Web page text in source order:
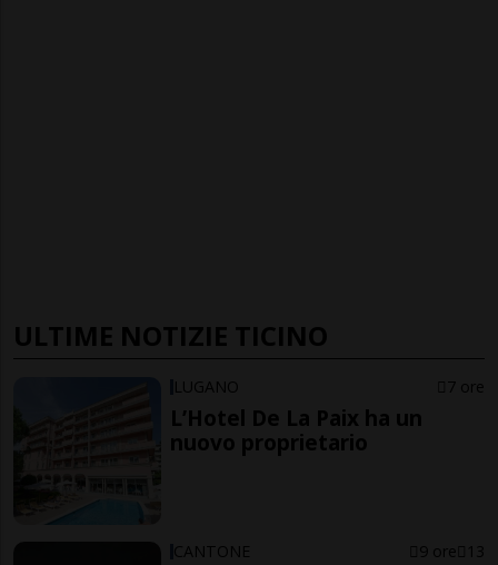
ULTIME NOTIZIE TICINO
LUGANO 7 ore
L’Hotel De La Paix ha un
nuovo proprietario
CANTONE 9 ore 13